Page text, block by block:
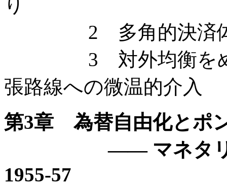
り
2 多角的決済体
3 対外均衡をめぐ
張路線への微温的介入
第3章 為替自由化とポ
—— マネタリーア
1955-57